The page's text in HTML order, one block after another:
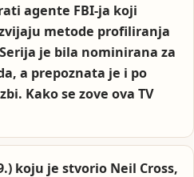
agente FBI-ja koji
metode profiliranja
je bila nominirana za
a prepoznata je i po
Kako se zove ova TV
koju je stvorio Neil Cross,